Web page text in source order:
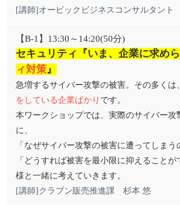
[講師]オービックビジネスコンサルタント
【B-1】13:30～14:20(50分)
セキュリティ『いま、企業に求め
ィ対策』
急増するサイバー攻撃の被害。その多くは、
をしている企業ばかり です。
本ワークショップでは、実際のサイバー攻
に、
「なぜサイバー攻撃の被害に遭ってしまう
「どうすれば被害を最小限に抑えること
様と一緒に考えていきます。
[講師]クラブン販売推進課 杉本 悠